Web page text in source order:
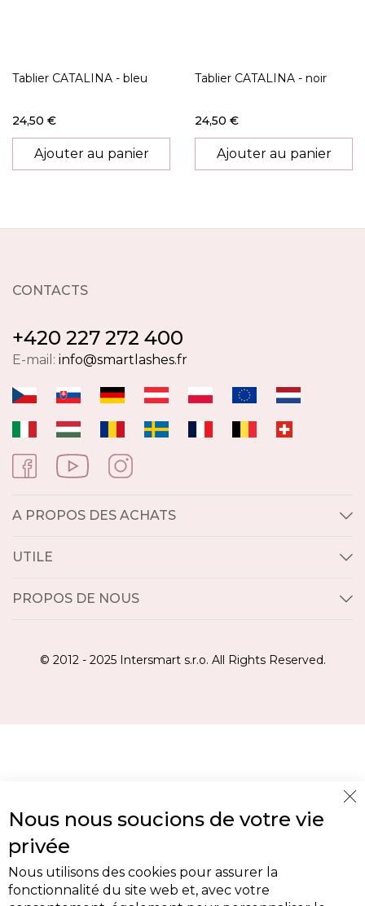
Tablier CATALINA - bleu
24,50 €
Ajouter au panier
Tablier CATALINA - noir
24,50 €
Ajouter au panier
CONTACTS
+420 227 272 400
E-mail: info@smartlashes.fr
A PROPOS DES ACHATS
UTILE
PROPOS DE NOUS
© 2012 - 2025 Intersmart s.r.o. All Rights Reserved.
Nous nous soucions de votre vie
privée
Nous utilisons des cookies pour assurer la
fonctionnalité du site web et, avec votre